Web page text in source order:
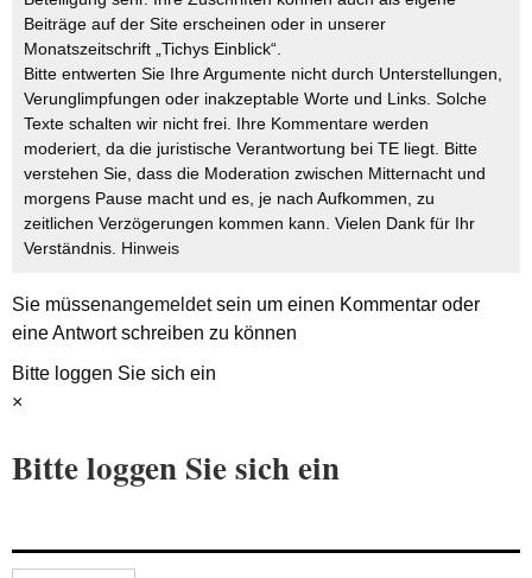
Beiträge auf der Site erscheinen oder in unserer
Monatszeitschrift „Tichys Einblick“.
Bitte entwerten Sie Ihre Argumente nicht durch Unterstellungen,
Verunglimpfungen oder inakzeptable Worte und Links. Solche
Texte schalten wir nicht frei. Ihre Kommentare werden
moderiert, da die juristische Verantwortung bei TE liegt. Bitte
verstehen Sie, dass die Moderation zwischen Mitternacht und
morgens Pause macht und es, je nach Aufkommen, zu
zeitlichen Verzögerungen kommen kann. Vielen Dank für Ihr
Verständnis. Hinweis
Sie müssenangemeldetsein um einen Kommentar oder
eine Antwort schreiben zu können
Bitte loggen Sie sich ein
×
Bitte loggen Sie sich ein